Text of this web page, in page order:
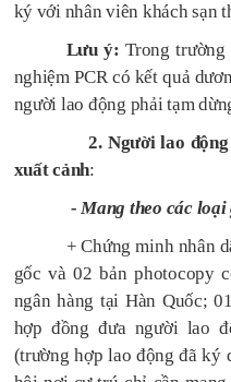
ký với nhân viên khách sạn
Lưu ý:Trong
nghiệm PCR có kết quả
người lao động phải tạm
2. Người lao động
xuất cảnh:
- Mang theo các loại
+ Chứng minh nhân
gốc và 02 bản photocopy
ngân hàng tại Hàn Quốc;
hợp đồng đưa người lao
(trường hợp lao động đã ký